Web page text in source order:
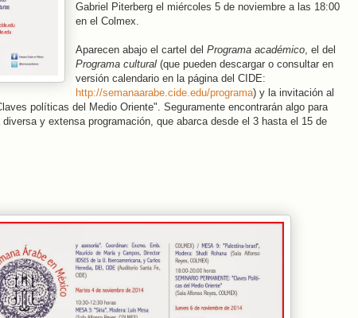
Gabriel Piterberg el miércoles 5 de noviembre a las 18:00
en el Colmex.
Aparecen abajo el cartel del Programa académico, el del
Programa cultural (que pueden descargar o consultar en
versión calendario en la página del CIDE:
http://semanaarabe.cide.edu/programa) y la invitación al
políticas del Medio Oriente". Seguramente encontrarán algo para
y extensa programación, que abarca desde el 3 hasta el 15 de